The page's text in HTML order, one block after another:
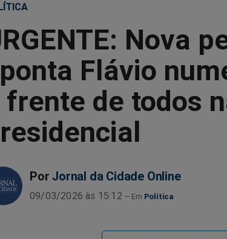
Nova
Flávio
frente de todos
Por Jornal da Cidade Online
09/03/2026 às 15:12 Política